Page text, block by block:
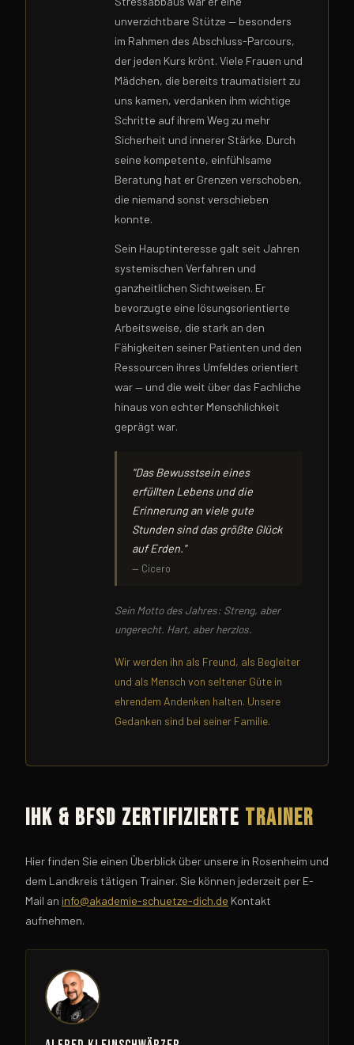
unverzichtbare Stütze — besonders
im Rahmen des Abschluss-Parcours,
der jeden Kurs krönt. Viele Frauen und
Mädchen, die bereits traumatisiert zu
uns kamen, verdanken ihm wichtige
Schritte auf ihrem Weg zu mehr
Sicherheit und innerer Stärke. Durch
seine kompetente, einfühlsame
Beratung hat er Grenzen verschoben,
die niemand sonst verschieben
konnte.
Sein Hauptinteresse galt seit Jahren
systemischen Verfahren und
ganzheitlichen Sichtweisen. Er
bevorzugte eine lösungsorientierte
Arbeitsweise, die stark an den
Fähigkeiten seiner Patienten und den
Ressourcen ihres Umfeldes orientiert
war — und die weit über das Fachliche
hinaus von echter Menschlichkeit
geprägt war.
"Das Bewusstsein eines
erfüllten Lebens und die
Erinnerung an viele gute
Stunden sind das größte Glück
auf Erden."
— Cicero
Sein Motto des Jahres: Streng, aber
ungerecht. Hart, aber herzlos.
Wir werden ihn als Freund, als Begleiter
und als Mensch von seltener Güte in
ehrendem Andenken halten. Unsere
Gedanken sind bei seiner Familie.
IHK & BfSD zertifizierte Trainer
Hier finden Sie einen Überblick über unsere in Rosenheim und
dem Landkreis tätigen Trainer. Sie können jederzeit per E-
Mail an info@akademie-schuetze-dich.de Kontakt
aufnehmen.